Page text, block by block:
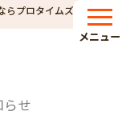
らプロタイムズ宮崎北
メニュー
せ